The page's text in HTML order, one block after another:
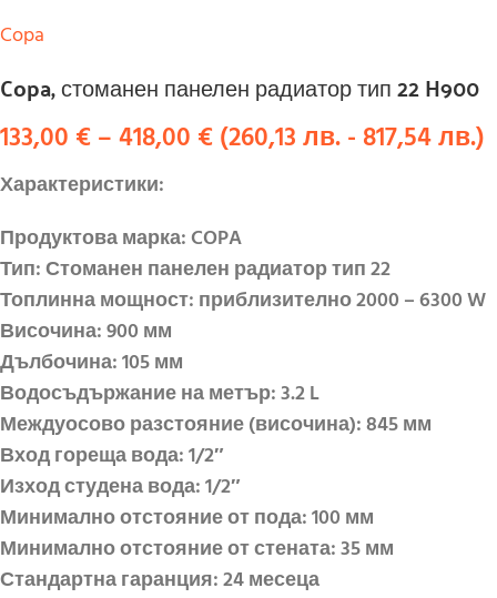
Copa
Copa, стоманен панелен радиатор тип 22 H900
133,00 €–418,00 €(260,13лв.- 817,54лв.)
Характеристики:
Продуктова марка: COPA
Тип: Стоманен панелен радиатор тип 22
Топлинна мощност: приблизително 2000 – 6300 W
Височина: 900 мм
Дълбочина: 105 мм
Водосъдържание на метър: 3.2 L
Междуосово разстояние (височина): 845 мм
Вход гореща вода: 1/2″
Изход студена вода: 1/2″
Минимално отстояние от пода: 100 мм
Минимално отстояние от стената: 35 мм
Стандартна гаранция: 24 месеца